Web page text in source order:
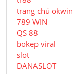
trang chủ okwin
789 WIN
QS 88
bokep viral
slot
DANASLOT